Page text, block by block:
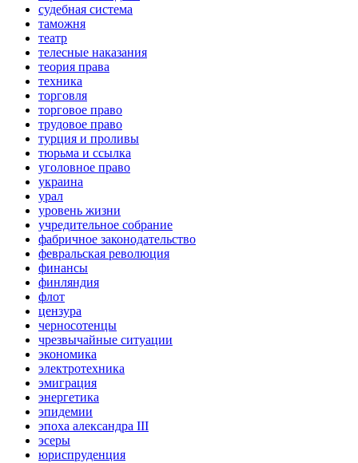
судебная система
таможня
театр
телесные наказания
теория права
техника
торговля
торговое право
трудовое право
турция и проливы
тюрьма и ссылка
уголовное право
украина
урал
уровень жизни
учредительное собрание
фабричное законодательство
февральская революция
финансы
финляндия
флот
цензура
черносотенцы
чрезвычайные ситуации
экономика
электротехника
эмиграция
энергетика
эпидемии
эпоха александра III
эсеры
юриспруденция